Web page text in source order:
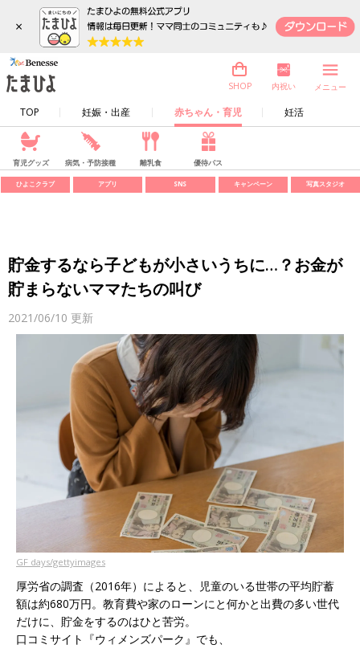
×
TOP 妊娠・出産 赤ちゃん・育児 妊活
SHOP 内祝い メニュー
育児グッズ 病気・予防接種 離乳食 優待パス
ひよこクラブ アプリ SNS キャンペーン 写真スタジオ
貯金するなら子どもが小さいうちに…？お金が
貯まらないママたちの叫び
2021/06/10 更新
GF days/gettyimages
厚労省の調査（2016年）によると、児童のいる世帯の平均貯蓄
額は約680万円。教育費や家のローンにと何かと出費の多い世代
だけに、貯金をするのはひと苦労。
口コミサイト『ウィメンズパーク』でも、